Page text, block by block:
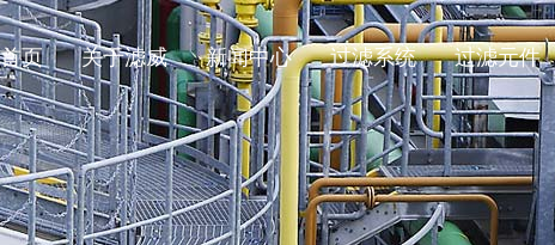
首页 关于滤威 新闻中心 过滤系统 过滤元件